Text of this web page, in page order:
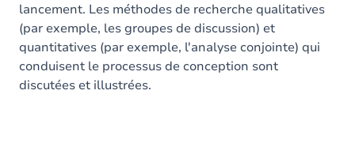
lancement. Les méthodes de recherche qualitatives
(par exemple, les groupes de discussion) et
quantitatives (par exemple, l'analyse conjointe) qui
conduisent le processus de conception sont
discutées et illustrées.